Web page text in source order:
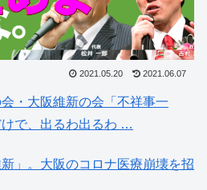
2021.05.20 2021.06.07
・大阪維新の会「不祥事一
で、出るわ出るわ …
」。大阪のコロナ医療崩壊を招